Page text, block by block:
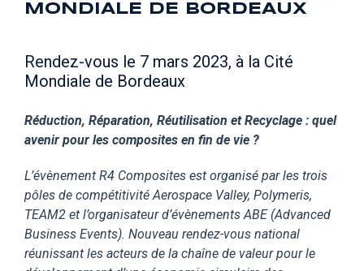
MONDIALE DE BORDEAUX
Rendez-vous le 7 mars 2023, à la Cité
Mondiale de Bordeaux
Réduction, Réparation, Réutilisation et Recyclage : quel
avenir pour les composites en fin de vie ?
L’évènement R4 Composites est organisé par les trois
pôles de compétitivité Aerospace Valley, Polymeris,
TEAM2 et l’organisateur d’évènements ABE (Advanced
Business Events). Nouveau rendez-vous national
réunissant les acteurs de la chaîne de valeur pour le